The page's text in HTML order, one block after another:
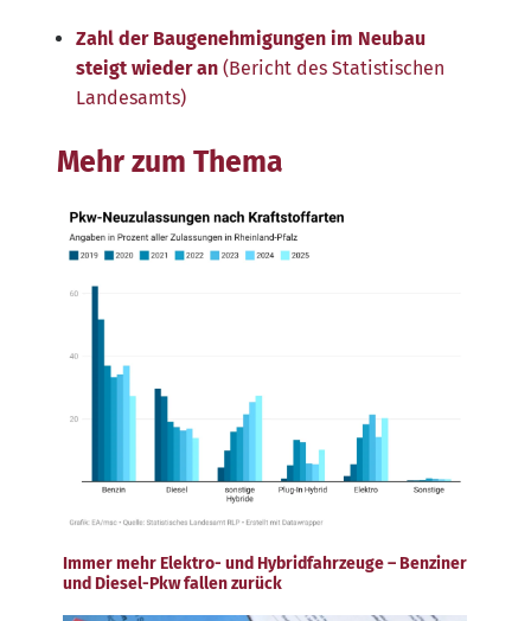
Zahl der Bau­ge­neh­mi­gun­gen im Neu­bau
steigt wie­der an (Bericht des Sta­tis­ti­schen
Landesamts)
Mehr zum Thema
Immer mehr Elektro- und Hybridfahrzeuge – Benziner
und Diesel-Pkw fallen zurück